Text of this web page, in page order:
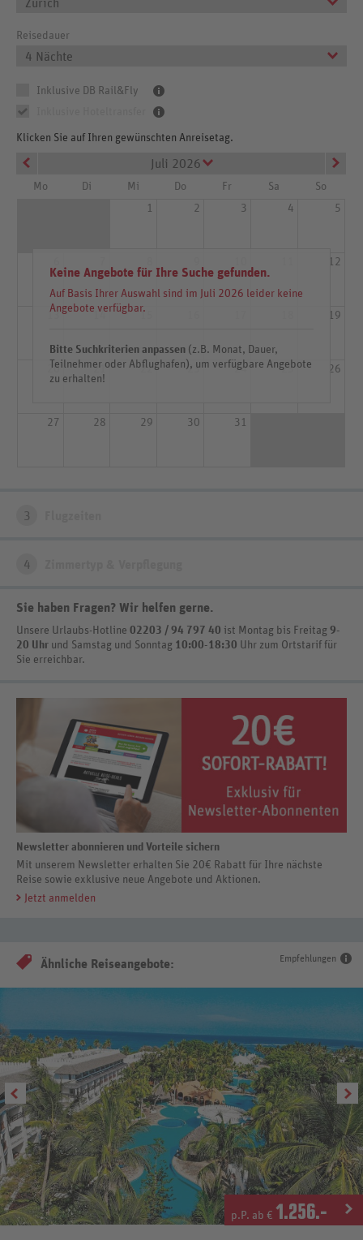
Zürich
Reisedauer
4 Nächte
Inklusive DB Rail&Fly
Klicken Sie auf Ihren gewünschten Anreisetag.
Keine Angebote für Ihre Suche gefunden.
Auf Basis Ihrer Auswahl sind im Juli 2026 leider keine
Angebote verfügbar.
Bitte Suchkriterien anpassen (z.B. Monat, Dauer,
Teilnehmer oder Abflughafen), um verfügbare Angebote
zu erhalten!
Juli 2026
Mo Di Mi Do Fr Sa
So
1
2 3 4 5
12
13 14 15 19
20 21 22 23 24 25 26
27 28 29 30 31
3
4
Sie haben Fragen? Wir helfen gerne.
Unsere Urlaubs-Hotline 02203 / 94 797 40 ist Montag bis Freitag 9-
20 Uhr und Samstag und Sonntag 10:00-18:30 Uhr zum Ortstarif für
Sie erreichbar.
Newsletter abonnieren und Vorteile sichern
Mit unserem Newsletter erhalten Sie 20€ Rabatt für Ihre nächste
Reise sowie exklusive neue Angebote und Aktionen.
Jetzt anmelden
Empfehlungen
Ähnliche Reiseangebote:
p.P. ab € 1.256.-